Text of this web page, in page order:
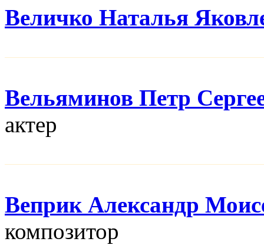
Величко Наталья
Вельяминов Петр
актер
Веприк Александр
композитор